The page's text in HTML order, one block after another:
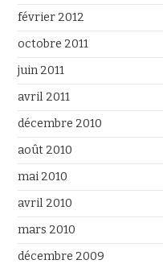
février 2012
octobre 2011
juin 2011
avril 2011
décembre 2010
août 2010
mai 2010
avril 2010
mars 2010
décembre 2009